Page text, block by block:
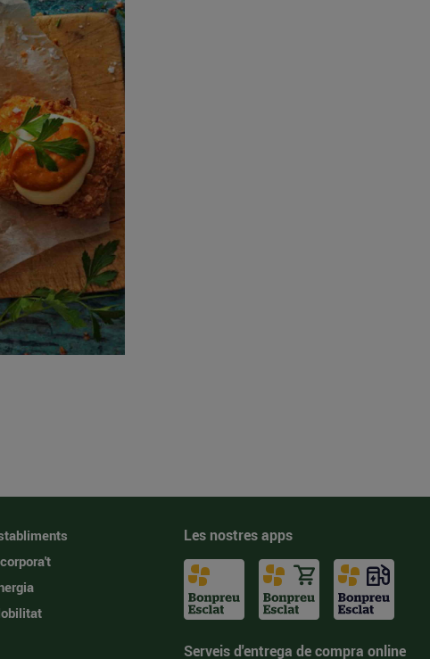
Les nostres apps
Serveis d'entrega de compra online